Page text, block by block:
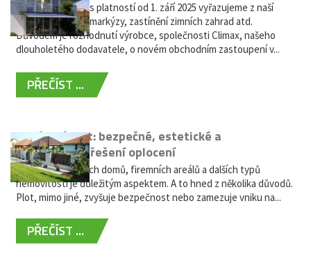
Vážení zákazníci, s platností od 1. září 2025 vyřazujeme z naší
nabídky výsuvné markýzy, zastínění zimních zahrad atd.
Důvodem je rozhodnutí výrobce, společnosti Climax, našeho
dlouholetého dodavatele, o novém obchodním zastoupení v...
PŘEČÍST ...
Hliníkový plot: bezpečné, estetické a
bezúdržbové řešení oplocení
Oplocení rodinných domů, firemních areálů a dalších typů
nemovitostí je důležitým aspektem. A to hned z několika důvodů.
Plot, mimo jiné, zvyšuje bezpečnost nebo zamezuje vniku na...
PŘEČÍST ...